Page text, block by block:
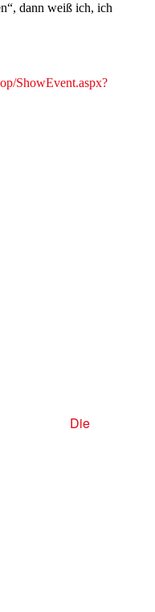
dann weiß ich, ich
ShowEvent.aspx?
Die